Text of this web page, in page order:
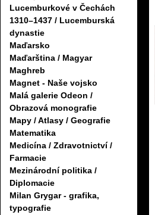
Lucemburkové v Čechách
1310–1437 / Lucemburská
dynastie
Maďarsko
Maďarština / Magyar
Maghreb
Magnet - Naše vojsko
Malá galerie Odeon /
Obrazová monografie
Mapy / Atlasy / Geografie
Matematika
Medicína / Zdravotnictví /
Farmacie
Mezinárodní politika /
Diplomacie
Milan Grygar - grafika,
typografie